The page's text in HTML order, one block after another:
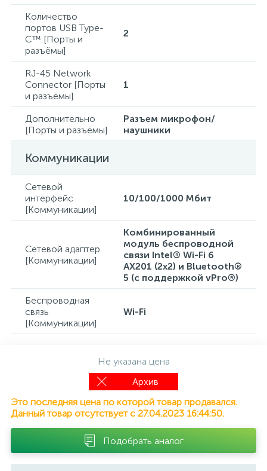
Количество
портов USB Type-
C™ [Порты и
разъёмы]
2
RJ-45 Network
Connector [Порты
и разъёмы]
1
Дополнительно
[Порты и разъёмы]
Разъем микрофон/
наушники
Коммуникации
Сетевой
интерфейс
[Коммуникации]
10/100/1000 Mбит
Сетевой адаптер
[Коммуникации]
Комбинированный
модуль беспроводной
связи Intel® Wi-Fi 6
AX201 (2x2) и Bluetooth®
5 (с поддержкой vPro®)
Беспроводная
связь
[Коммуникации]
Wi-Fi
Не указана цена
Архив
Это последняя цена по которой товар продавался.
Данный товар отсутствует с 27.04.2023 16:44:50.
Подобрать аналог